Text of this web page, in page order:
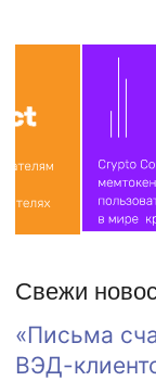
Свежи
«Письма
ВЭД-